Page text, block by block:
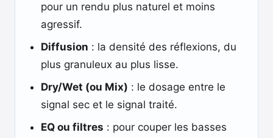
pour un rendu plus naturel et moins
agressif.
Diffusion : la densité des réflexions, du
plus granuleux au plus lisse.
Dry/Wet (ou Mix) : le dosage entre le
signal sec et le signal traité.
EQ ou filtres : pour couper les basses